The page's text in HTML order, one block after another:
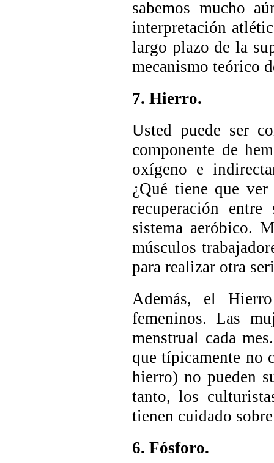
sabemos mucho
interpretación
largo plazo de la
mecanismo teórico
7. Hierro.
Usted puede ser
componente de
oxígeno e
¿Qué tiene que
recuperación
sistema aeróbico.
músculos
para realizar otra
Además, el
femeninos. Las
menstrual cada
que típicamente no
hierro) no pueden
tanto, los
tienen cuidado
6. Fósforo.